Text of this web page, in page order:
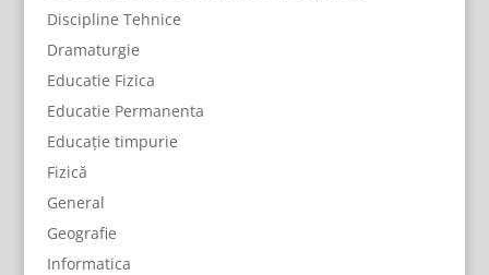
Discipline Tehnice
Dramaturgie
Educatie Fizica
Educatie Permanenta
Educație timpurie
Fizică
General
Geografie
Informatica